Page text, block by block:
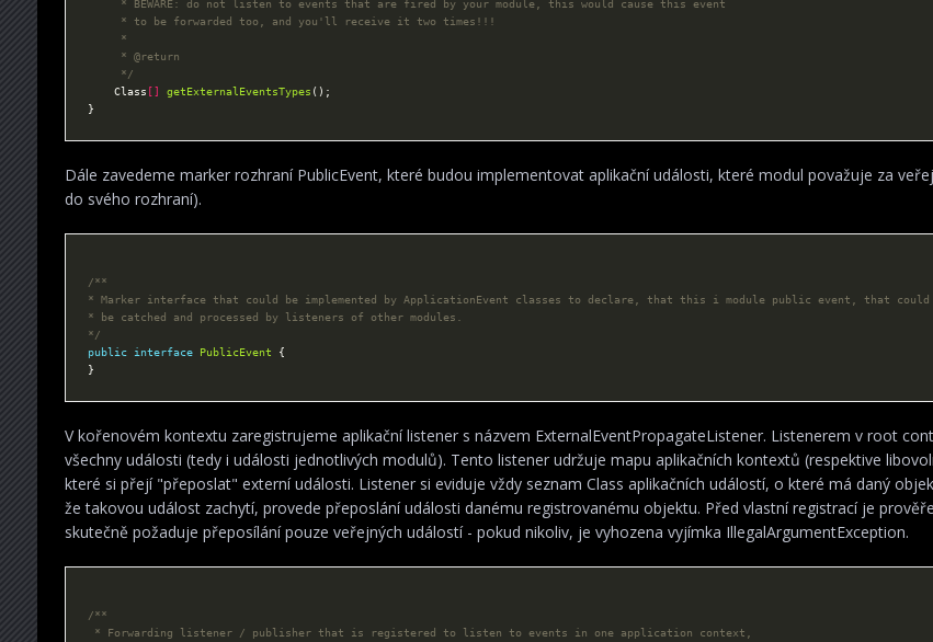
	 */
	Class
[] getExternalEventsTypes
Dále zavedeme marker rozhraní PublicEvent, které budou implementovat aplikační události, které modul považuje za
do svého rozhraní).
*/
public
interface PublicEvent
V kořenovém kontextu zaregistrujeme aplikační listener s názvem ExternalEventPropagateListener. Listenerem v root
všechny události (tedy i události jednotlivých modulů). Tento listener udržuje mapu aplikačních kontextů (respektive
které si přejí "přeposlat" externí události. Listener si eviduje vždy seznam Class aplikačních událostí, o které má daný
že takovou událost zachytí, provede přeposlání události danému registrovanému objektu. Před vlastní registrací je
skutečně požaduje přeposílání pouze veřejných událostí - pokud nikoliv, je vyhozena vyjímka IllegalArgumentException.